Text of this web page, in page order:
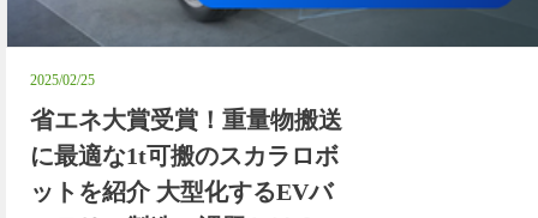
2025/02/25
省エネ大賞受賞！重量物搬送
に最適な1t可搬のスカラロボ
ットを紹介 大型化するEVバ